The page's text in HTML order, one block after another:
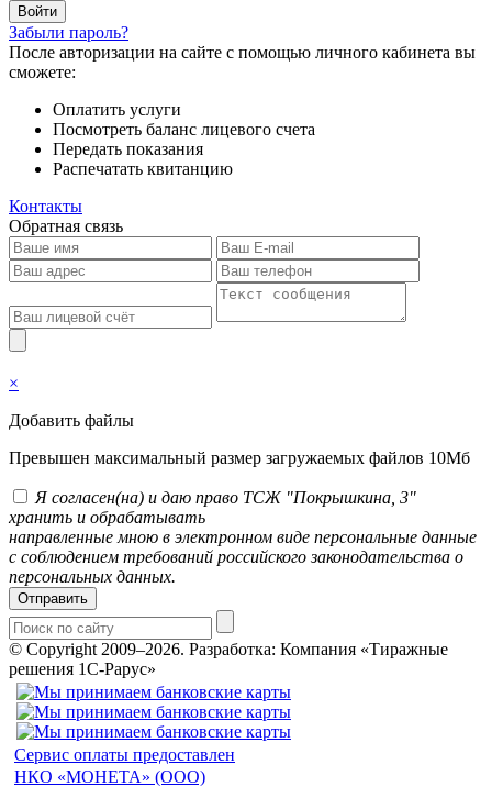
Забыли пароль?
После авторизации на сайте с помощью личного кабинета вы
сможете:
Оплатить услуги
Посмотреть баланс лицевого счета
Передать показания
Распечатать квитанцию
Контакты
Обратная связь
×
Добавить файлы
Превышен максимальный размер загружаемых файлов 10Мб
Я согласен(на) и даю право ТСЖ "Покрышкина, 3"
хранить и обрабатывать
направленные мною в электронном виде персональные данные
с соблюдением требований российского законодательства о
персональных данных.
Отправить
© Copyright 2009–2026. Разработка: Компания «Тиражные
решения 1С-Рарус»
Сервис оплаты предоставлен
НКО «МОНЕТА» (ООО)